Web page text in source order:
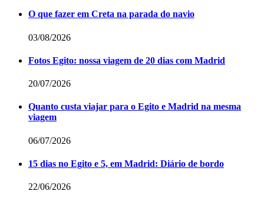
O que fazer em Creta na parada do navio
03/08/2026
Fotos Egito: nossa viagem de 20 dias com Madrid
20/07/2026
Quanto custa viajar para o Egito e Madrid na mesma
viagem
06/07/2026
15 dias no Egito e 5, em Madrid: Diário de bordo
22/06/2026